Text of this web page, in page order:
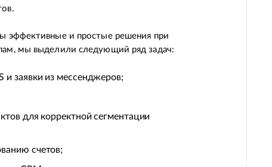
эффективные и простые решения при
мы выделили следующий ряд задач:
и заявки из мессенджеров;
для корректной сегментации
счетов;